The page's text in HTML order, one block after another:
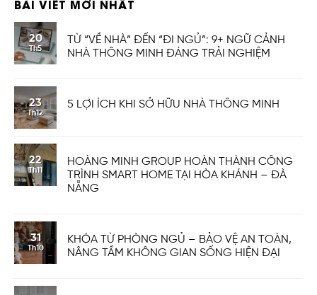
BÀI VIẾT MỚI NHẤT
20
Th5
TỪ “VỀ NHÀ” ĐẾN “ĐI NGỦ”: 9+ NGỮ CẢNH
NHÀ THÔNG MINH ĐÁNG TRẢI NGHIỆM
23
Th12
5 LỢI ÍCH KHI SỞ HỮU NHÀ THÔNG MINH
22
Th11
HOÀNG MINH GROUP HOÀN THÀNH CÔNG
TRÌNH SMART HOME TẠI HÒA KHÁNH – ĐÀ
NẴNG
31
Th10
KHÓA TỪ PHÒNG NGỦ – BẢO VỆ AN TOÀN,
NÂNG TẦM KHÔNG GIAN SỐNG HIỆN ĐẠI